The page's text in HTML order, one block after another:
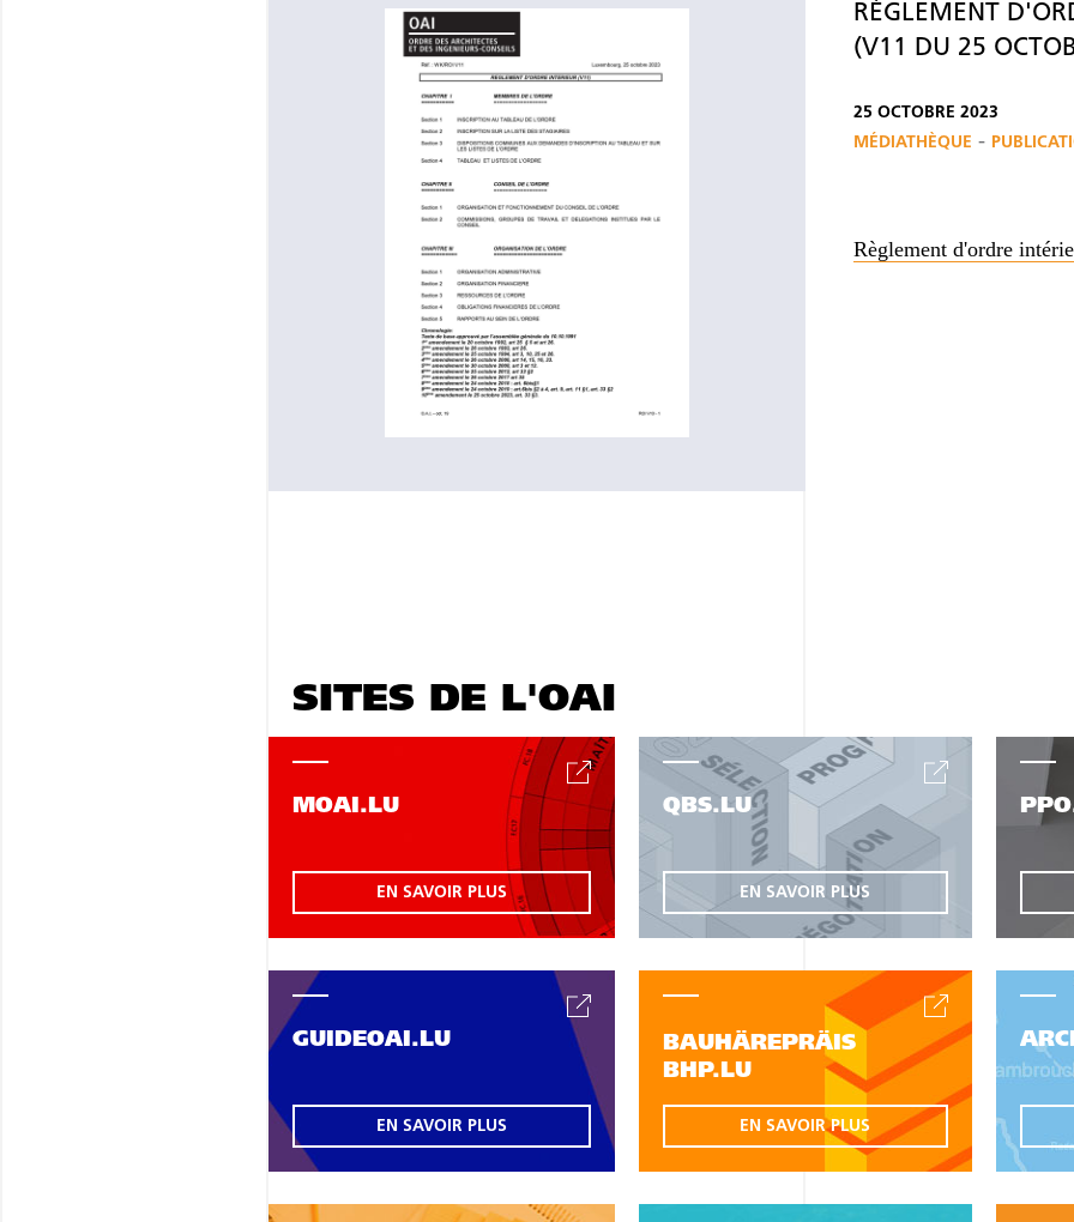
RÈGLEMENT
(V11 DU 25
25 OCTOBRE 2023
MÉDIATHÈQUE -
Règlement d'ordre
SITES DE L'OAI
MOAI.LU
EN SAVOIR PLUS
QBS.LU
EN SAVOIR PLUS
GUIDEOAI.LU
EN SAVOIR PLUS
BAUHÄREPRÄIS
BHP.LU
EN SAVOIR PLUS